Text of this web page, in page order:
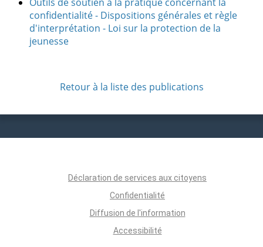
confidentialité - Dispositions générales et règle
d'interprétation - Loi sur la protection de la
jeunesse
Retour à la liste des publications
Déclaration de services aux citoyens
Confidentialité
Diffusion de l'information
Accessibilité